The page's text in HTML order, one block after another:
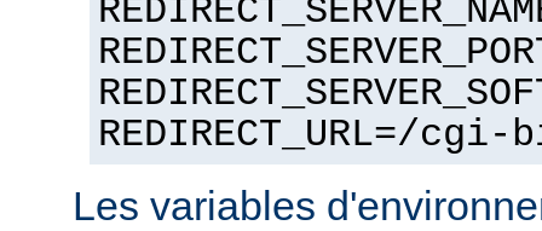
REDIRECT_URL=/
Les variables